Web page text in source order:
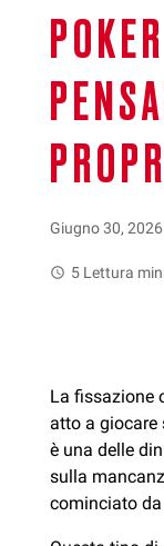
Giugno 30, 2026
watch_later 5 Lettura
La fissazione
atto a giocare
è una delle
sulla
cominciato da